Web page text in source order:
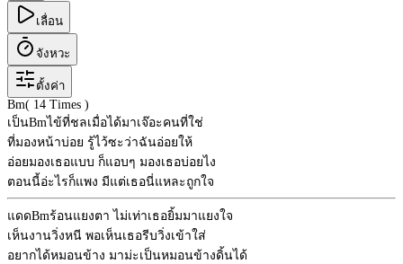
เลื่อน
จังหวะ
ตั้งค่า
Bm( 14 Times )
เป็นBmไข้ที่ชลเมื่อได้มาเจ๊อะคนที่ใช่
ที่มองหน้าบ่อย รู้ไว้ซะว่าฉันอ่อยให้
อ่อยมองเธอแบบ ก็แอบๆ มองเธอบ่อยไง
ตอนนี้อ่ะไรก็แพง มีแต่เธอนี่แหละถูกใจ
แดดBmร้อนแยงตา ไม่เท่าเธอยิ้มมาแยงใจ
เห็นงานวิ่งหนี พอเห็นเธอรีบวิ่งเข้าใส่
อยากได้หมอนข้าง มาม่ะเป็นหมอนข้างดิ้นได้